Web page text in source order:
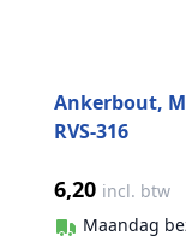
Ankerbout,
RVS-316
6,20 incl. btw
Maandag